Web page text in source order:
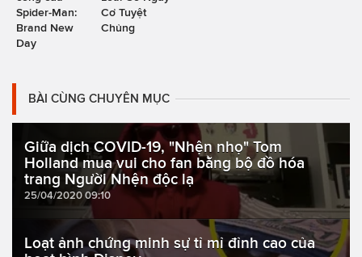
Spider-Man:
Brand New
Day
Cơ Tuyệt
Chủng
BÀI CÙNG CHUYÊN MỤC
Giữa dịch COVID-19, "Nhện nhọ" Tom
Holland mua vui cho fan bằng bộ đồ hóa
trang Người Nhện độc lạ
25/04/2020 09:10
Loạt ảnh chứng minh sự tỉ mỉ đỉnh cao của